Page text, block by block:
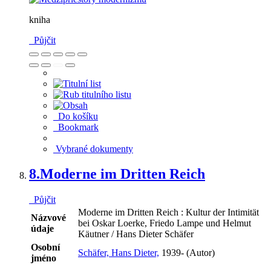
kniha
Půjčit
Do košíku
Bookmark
Vybrané dokumenty
8.Moderne im Dritten Reich
Půjčit
Názvové
údaje
Moderne im Dritten Reich : Kultur der Intimität
bei Oskar Loerke, Friedo Lampe und Helmut
Käutner / Hans Dieter Schäfer
Osobní
jméno
Schäfer, Hans Dieter, 1939- (Autor)